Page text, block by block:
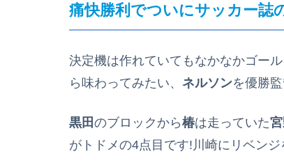
痛快勝利でついにサッカー誌
決定機は作れていてもなかなかゴール
ら味わってみたい、 ネルソンを優勝
黒田 のブロックから椿は走っていた
がトドメの4点目です!川崎にリベンジ